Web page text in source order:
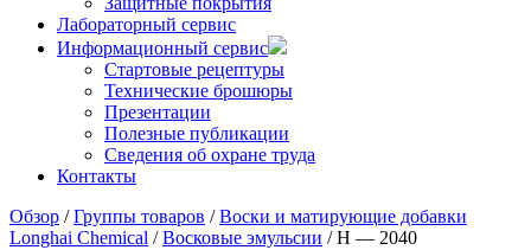
Лабораторный сервис
Информационный сервис
Стартовые рецептуры
Технические брошюры
Презентации
Полезные публикации
Сведения об охране труда
Контакты
Обзор /Группы товаров /Воски и матирующие добавки
Longhai Chemical /Восковые эмульсии / H — 2040